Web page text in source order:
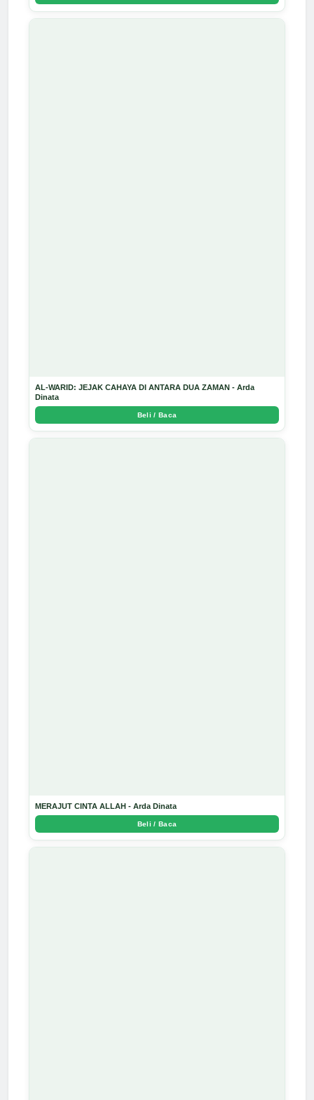
AL-WARID: JEJAK CAHAYA DI ANTARA DUA ZAMAN - Arda
Dinata
Beli / Baca
MERAJUT CINTA ALLAH - Arda Dinata
Beli / Baca